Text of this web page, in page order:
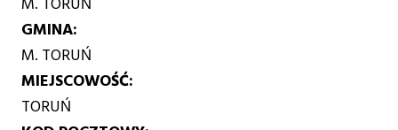
GMINA
M. TORUŃ
MIEJSCOWOŚĆ
TORUŃ